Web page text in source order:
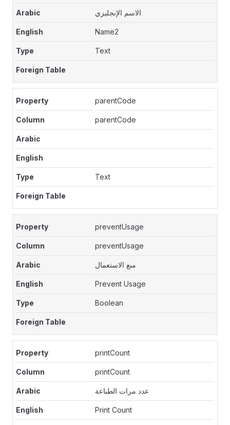
الاسم الإنجليزي
Name2
Text
parentCode
parentCode
Text
preventUsage
preventUsage
منع الاستعمال
Prevent Usage
Boolean
printCount
printCount
عدد مرات الطباعة
Print Count